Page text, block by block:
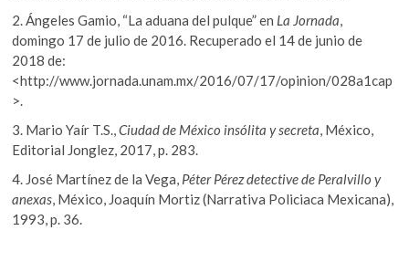
2.Ángeles Gamio, “La aduana del pulque” en La Jornada,
domingo 17 de julio de 2016. Recuperado el 14 de junio de
2018 de:
<http://www.jornada.unam.mx/2016/07/17/opinion/028a1cap
>.
3. Mario Yaír T.S.,Ciudad de México insólita y secreta, México,
Editorial Jonglez, 2017, p. 283.
4. José Martínez de la Vega, Péter Pérezdetective de Peralvillo y
anexas, México, Joaquín Mortiz (Narrativa Policiaca Mexicana),
1993, p. 36.